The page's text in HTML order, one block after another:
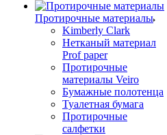
Протирочные материалы
Kimberly Clark
Нетканый материал
Prof paper
Протирочные
материалы Veiro
Бумажные полотенца
Туалетная бумага
Протирочные
салфетки